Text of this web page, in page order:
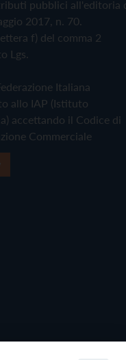
pubblici all'editoria
2017, n. 70.
f) del comma 2
Lgs.
Italiana
allo IAP (Istituto
accettando il Codice di
Commerciale